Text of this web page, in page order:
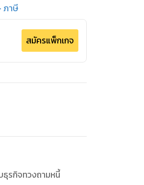
ภาษี
สมัครแพ็กเกจ
รกิจทวงถามหนี้